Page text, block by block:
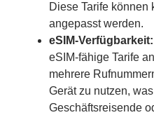
Diese Tarife können
angepasst werden.
eSIM-Verfügbarkeit:
eSIM-fähige Tarife
mehrere
Gerät zu nutzen,
Geschäftsreisende